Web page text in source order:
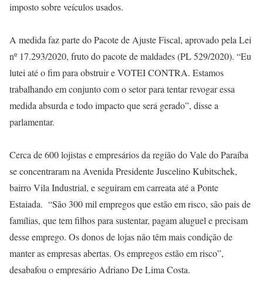
imposto sobre veículos usados.
A medida faz parte do Pacote de Ajuste Fiscal, aprovado pela Lei
nº 17.293/2020, fruto do pacote de maldades (PL 529/2020). “Eu
lutei até o fim para obstruir e VOTEI CONTRA. Estamos
trabalhando em conjunto com o setor para tentar revogar essa
medida absurda e todo impacto que será gerado”, disse a
parlamentar.
Cerca de 600 lojistas e empresários da região do Vale do Paraíba
se concentraram na Avenida Presidente Juscelino Kubitschek,
bairro Vila Industrial, e seguiram em carreata até a Ponte
Estaiada. “São 300 mil empregos que estão em risco, são pais de
famílias, que tem filhos para sustentar, pagam aluguel e precisam
desse emprego. Os donos de lojas não têm mais condição de
manter as empresas abertas. Os empregos estão em risco”,
desabafou o empresário Adriano De Lima Costa.